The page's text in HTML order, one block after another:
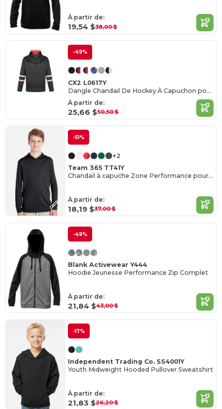
À partir de:
19,54 $38,00 $
-49%
CX2 L0617Y
Dangle Chandail De Hockey À Capuchon pour jeune
À partir de:
25,66 $50,50 $
-51%
+2
Team 365 TT41Y
Chandail à capuche Zone Performance pour jeune
À partir de:
18,19 $37,00 $
-49%
Blank Activewear Y444
Hoodie Jeunesse Performance Zip Complet
À partir de:
21,84 $43,00 $
-17%
Independent Trading Co. SS4001Y
Youth Midweight Hooded Pullover Sweatshirt
À partir de:
21,83 $26,20 $